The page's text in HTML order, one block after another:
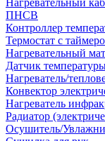
Нагревательный
ПНСВ
Контроллер
Термостат с
Нагревательный мат
Датчик
Нагреватель/
Конвектор
Нагреватель
Радиатор
Осушитель/